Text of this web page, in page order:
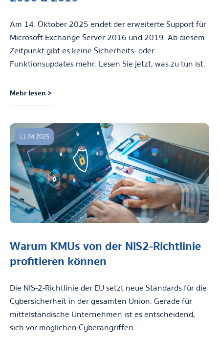
Am 14. Oktober 2025 endet der erweiterte Support für
Microsoft Exchange Server 2016 und 2019. Ab diesem
Zeitpunkt gibt es keine Sicherheits- oder
Funktionsupdates mehr. Lesen Sie jetzt, was zu tun ist.
Mehr lesen >
Warum KMUs von der NIS2-Richtlinie
profitieren können
11.04.2025
Die NIS-2-Richtlinie der EU setzt neue Standards für die
Cybersicherheit in der gesamten Union. Gerade für
mittelständische Unternehmen ist es entscheidend,
sich vor möglichen Cyberangriffen